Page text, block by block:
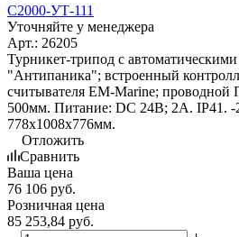
С2000-УТ-111
Уточняйте у менеджера
Арт.: 26205
Турникет-трипод с
"Антипаника"; встроенный
считывателя EM-Marine;
500мм. Питание: DC 24В; 2А. IP41. -
778х1008х776мм.
Отложить
Сравнить
Ваша цена
76 106 руб.
Розничная цена
85 253,84 руб.